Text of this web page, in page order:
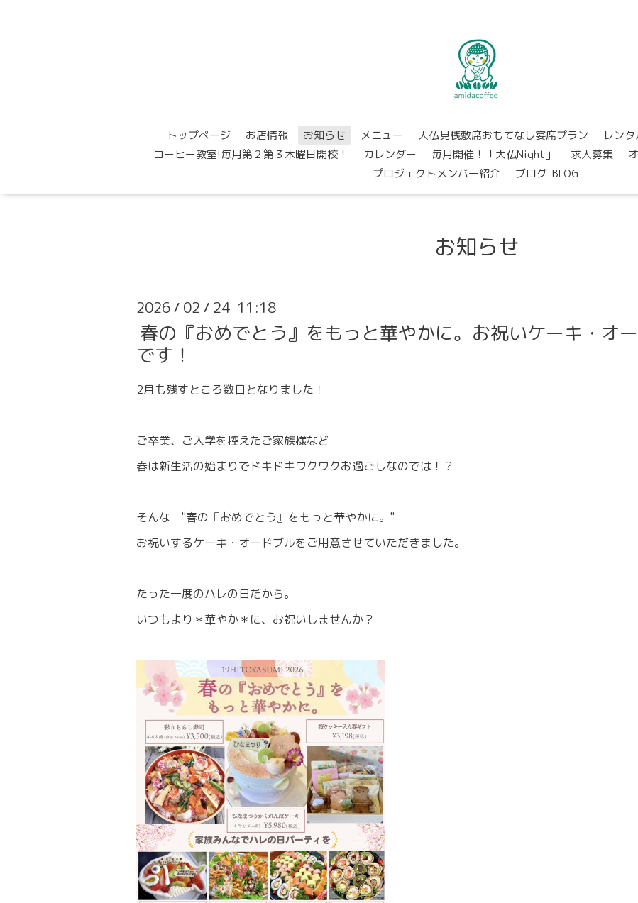
トップページ お店情報 お知らせ メニュー 大仏見桟敷席おもてなし宴席プラン レン
コーヒー教室!毎月第２第３木曜日開校！
カレンダー 毎月開催！「大仏Night」 求人募集
プロジェクトメンバー紹介
ブログ-BLOG-
お知らせ
2026 / 02 / 24 11:18
春の『おめでとう』をもっと華やかに。お祝いケーキ・オ
です！
2月も残すところ数日となりました！
ご卒業、ご入学を控えたご家族様など
春は新生活の始まりでドキドキワクワクお過ごしなのでは！？
そんな "春の『おめでとう』をもっと華やかに。"
お祝いするケーキ・オードブルをご用意させていただきました。
たった一度のハレの日だから。
いつもより＊華やか＊に、お祝いしませんか？